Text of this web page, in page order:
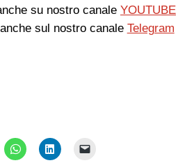
su nostro canale YOUTUBE
sul nostro canale Telegram